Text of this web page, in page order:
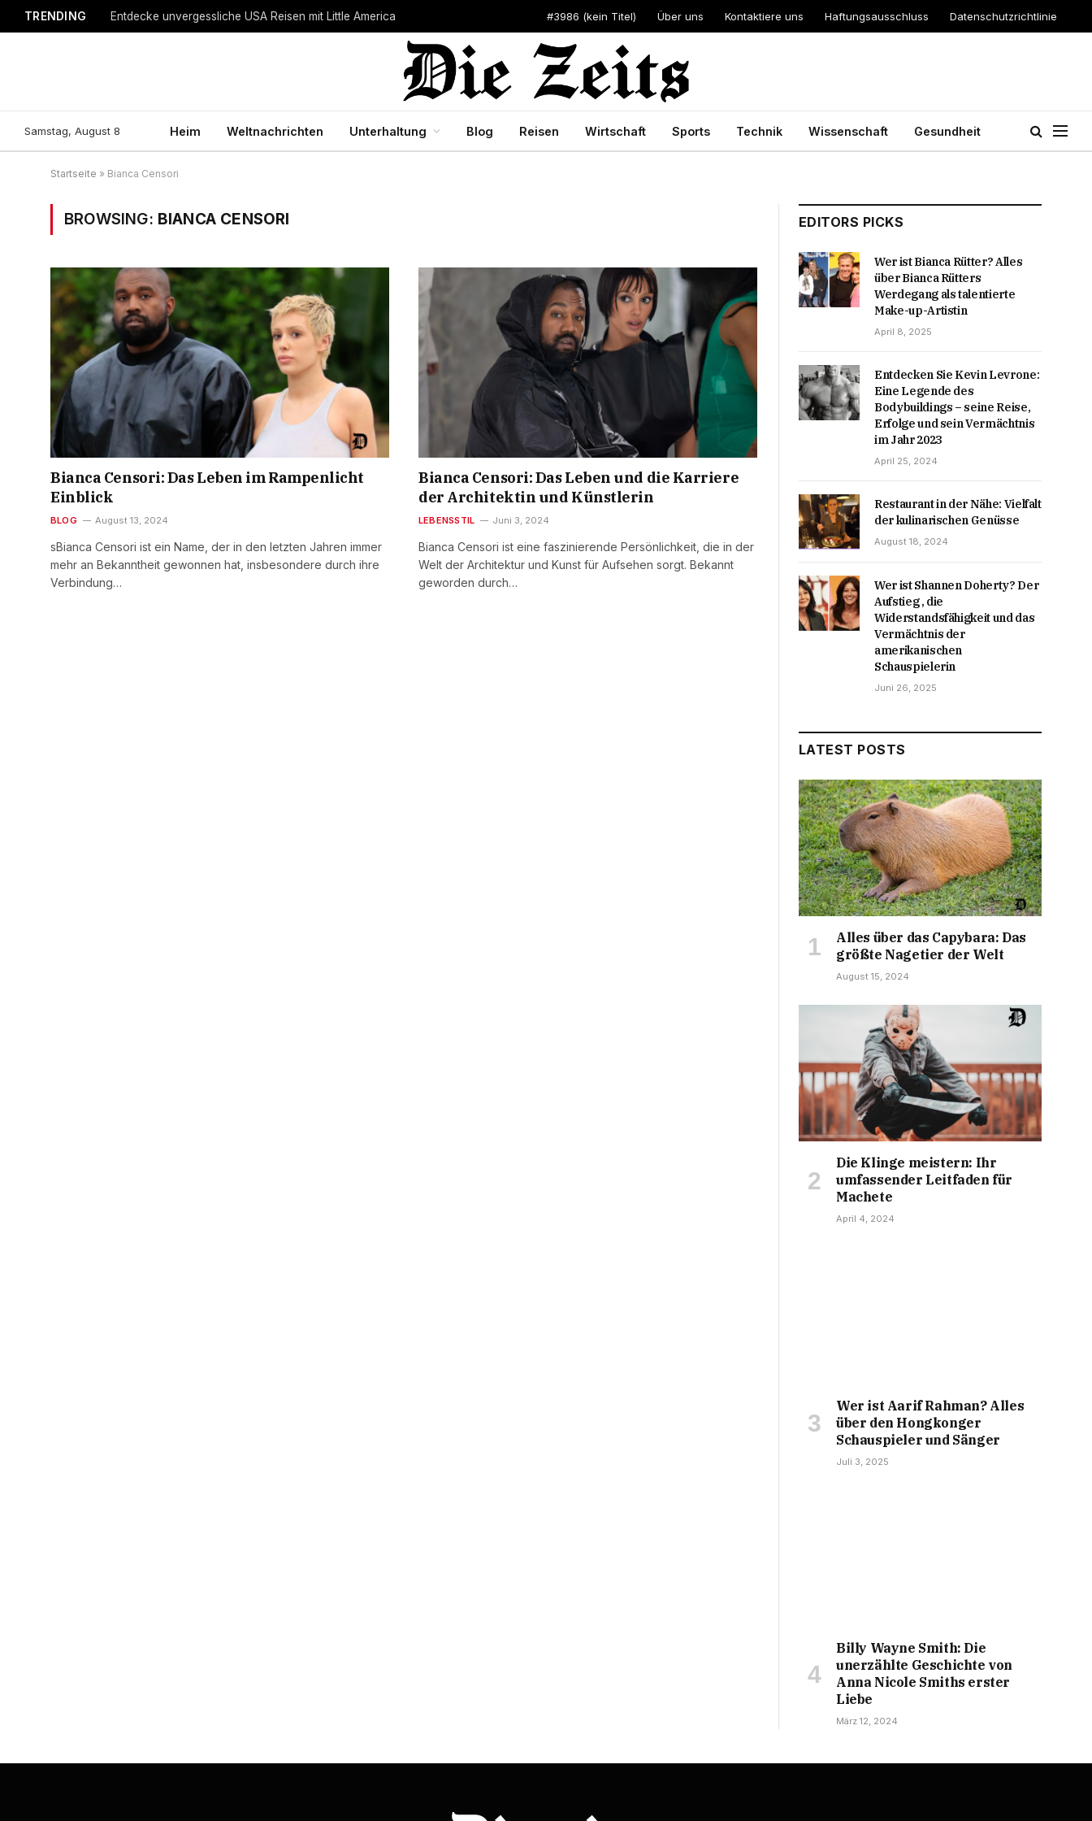
TRENDING Entdecke unvergessliche USA Reisen mit Little America #3986 (kein Titel) Über uns Kontaktiere uns Haftungsausschluss Datenschutzrichtlinie
Samstag, August 8 Heim Weltnachrichten Unterhaltung Blog Reisen Wirtschaft Sports Technik Wissenschaft Gesundheit
Startseite » Bianca Censori
BROWSING: BIANCA CENSORI
Bianca Censori: Das Leben im Rampenlicht
Einblick
BLOG August 13, 2024
sBianca Censori ist ein Name, der in den letzten Jahren immer
mehr an Bekanntheit gewonnen hat, insbesondere durch ihre
Verbindung…
Bianca Censori: Das Leben und die Karriere
der Architektin und Künstlerin
LEBENSSTIL Juni 3, 2024
Bianca Censori ist eine faszinierende Persönlichkeit, die in der
Welt der Architektur und Kunst für Aufsehen sorgt. Bekannt
geworden durch…
EDITORS PICKS
Wer ist Bianca Rütter? Alles
über Bianca Rütters
Werdegang als talentierte
Make-up-Artistin
April 8, 2025
Entdecken Sie Kevin Levrone:
Eine Legende des
Bodybuildings – seine Reise,
Erfolge und sein Vermächtnis
im Jahr 2023
April 25, 2024
Restaurant in der Nähe: Vielfalt
der kulinarischen Genüsse
August 18, 2024
Wer ist Shannen Doherty? Der
Aufstieg , die
Widerstandsfähigkeit und das
Vermächtnis der
amerikanischen
Schauspielerin
Juni 26, 2025
LATEST POSTS
Alles über das Capybara: Das
größte Nagetier der Welt
August 15, 2024
Die Klinge meistern: Ihr
umfassender Leitfaden für
Machete
April 4, 2024
Wer ist Aarif Rahman? Alles
über den Hongkonger
Schauspieler und Sänger
Juli 3, 2025
Billy Wayne Smith: Die
unerzählte Geschichte von
Anna Nicole Smiths erster
Liebe
März 12, 2024